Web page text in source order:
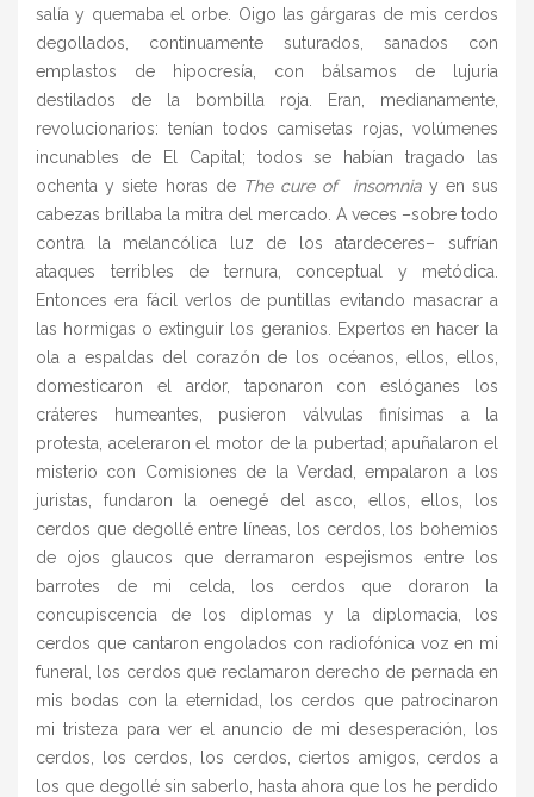
salía y quemaba el orbe. Oigo las gárgaras de mis cerdos
degollados, continuamente suturados, sanados con
emplastos de hipocresía, con bálsamos de lujuria
destilados de la bombilla roja. Eran, medianamente,
revolucionarios: tenían todos camisetas rojas, volúmenes
incunables de El Capital; todos se habían tragado las
ochenta y siete horas de The cure of insomniay en sus
cabezas brillaba la mitra del mercado. A veces –sobre todo
contra la melancólica luz de los atardeceres– sufrían
ataques terribles de ternura, conceptual y metódica.
Entonces era fácil verlos de puntillas evitando masacrar a
las hormigas o extinguir los geranios. Expertos en hacer la
ola a espaldas del corazón de los océanos, ellos, ellos,
domesticaron el ardor, taponaron con eslóganes los
cráteres humeantes, pusieron válvulas finísimas a la
protesta, aceleraron el motor de la pubertad; apuñalaron el
misterio con Comisiones de la Verdad, empalaron a los
juristas, fundaron la oenegé del asco, ellos, ellos, los
cerdos que degollé entre líneas, los cerdos, los bohemios
de ojos glaucos que derramaron espejismos entre los
barrotes de mi celda, los cerdos que doraron la
concupiscencia de los diplomas y la diplomacia, los
cerdos que cantaron engolados con radiofónica voz en mi
funeral, los cerdos que reclamaron derecho de pernada en
mis bodas con la eternidad, los cerdos que patrocinaron
mi tristeza para ver el anuncio de mi desesperación, los
cerdos, los cerdos, los cerdos, ciertos amigos, cerdos a
los que degollé sin saberlo, hasta ahora que los he perdido